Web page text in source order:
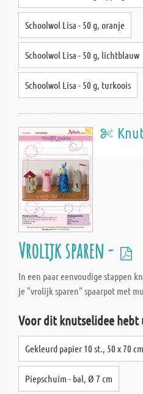
Schoolwol Lisa - 50 g, oranje
Schoolwol Lisa - 50 g, lichtblauw
Schoolwol Lisa - 50 g, turkoois
Vrolijk sparen -
In een paar eenvoudige stappen
je "vrolijk sparen" spaarpot met
Voor dit knutselidee hebt
Gekleurd papier 10 st., 50 x 70
Piepschuim - bal, Ø 7 cm